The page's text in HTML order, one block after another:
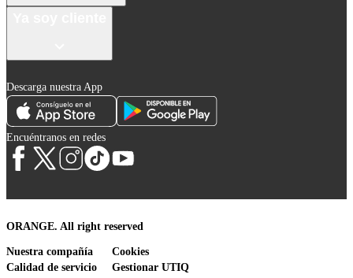
Descarga nuestra App
Encuéntranos en redes
ORANGE. All right reserved
Nuestra compañía
Calidad de servicio
Cookies
Gestionar UTIQ